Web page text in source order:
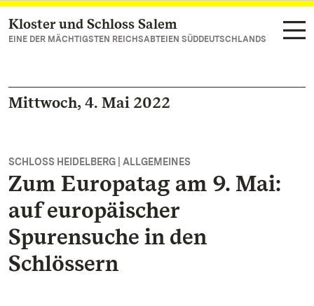
Zum Hauptinhalt springen
Kloster und Schloss Salem
EINE DER MÄCHTIGSTEN REICHSABTEIEN SÜDDEUTSCHLANDS
Mittwoch, 4. Mai 2022
SCHLOSS HEIDELBERG | ALLGEMEINES
Zum Europatag am 9. Mai:
auf europäischer
Spurensuche in den
Schlössern